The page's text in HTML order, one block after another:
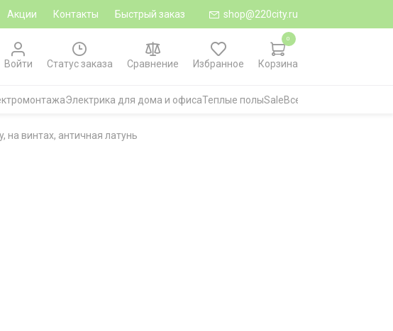
Акции Контакты Быстрый заказ shop@220city.ru
Войти
Статус заказа Сравнение Избранное Корзина
0
Электрика для дома и офисаТеплые полыSaleВсе категории
винтах, античная латунь